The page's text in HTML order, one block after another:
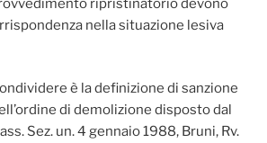
nella situazione lesiva
è la definizione di sanzione
di demolizione disposto dal
Sez. un. 4 gennaio 1988, Bruni, Rv.